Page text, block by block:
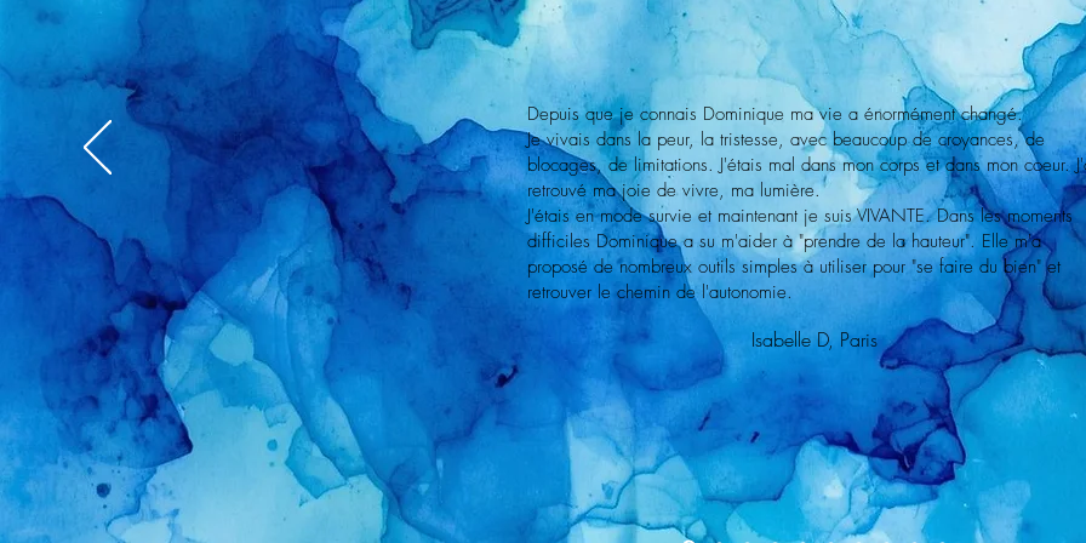
Depuis que je connais Dominique ma vie a énormément changé.
Je vivais dans la peur, la tristesse, avec beaucoup de croyances, de
blocages, de limitations. J'étais mal dans mon corps et dans mon coeur.
retrouvé ma joie de vivre, ma lumière.
J'étais en mode survie et maintenant je suis VIVANTE. Dans les moments
difficiles Dominique a su m'aider à "prendre de la hauteur". Elle m'a
proposé de nombreux outils simples à utiliser pour "se faire du bien" et
retrouver le chemin de l'autonomie.
Isabelle D, Paris